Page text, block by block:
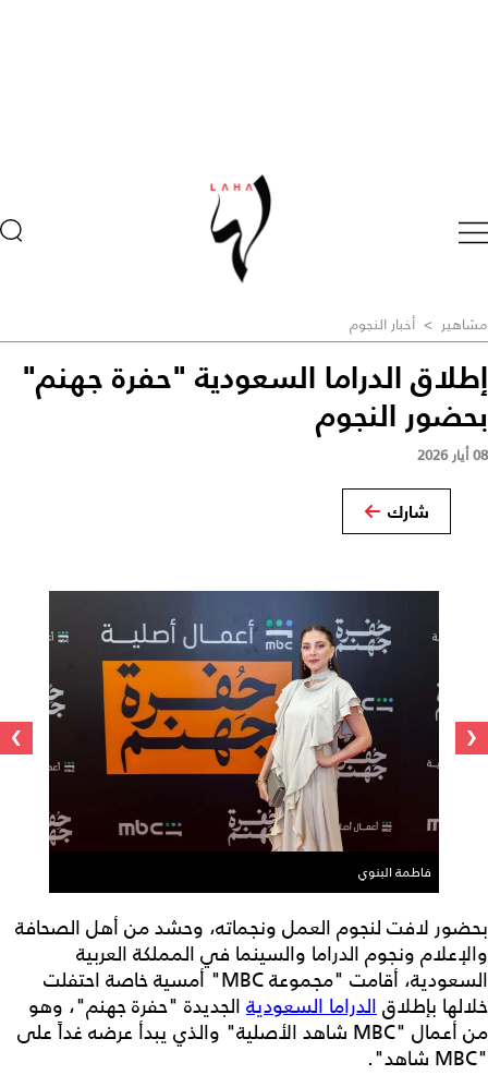
مشاهير > أخبار النجوم
إطلاق الدراما السعودية "حفرة جهنم"
بحضور النجوم
08 أيار 2026
شارك
فاطمة البنوي
‹
›
بحضور لافت لنجوم العمل ونجماته، وحشد من أهل الصحافة
والإعلام ونجوم الدراما والسينما في المملكة العربية
السعودية، أقامت "مجموعة MBC" أمسية خاصة احتفلت
خلالها بإطلاق الدراما السعودية الجديدة "حفرة جهنم"، وهو
من أعمال "MBC شاهد الأصلية" والذي يبدأ عرضه غداً على
"MBC شاهد".